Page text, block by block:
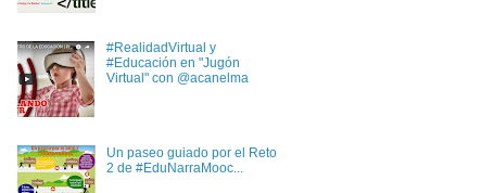
#RealidadVirtual y
#Educación en "Jugón
Virtual" con @acanelma
Un paseo guiado por el Reto
2 de #EduNarraMooc...